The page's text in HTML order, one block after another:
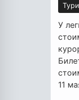
У
11